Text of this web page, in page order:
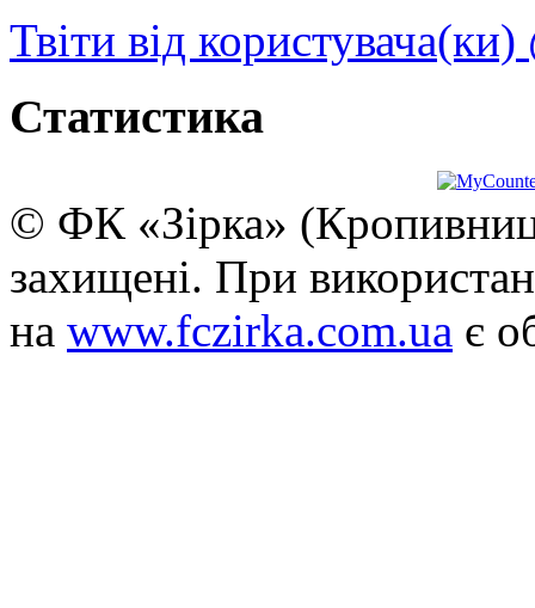
Твіти від
Статистика
© ФК «Зірка»
захищені. При
на www.fczirka.com.ua є